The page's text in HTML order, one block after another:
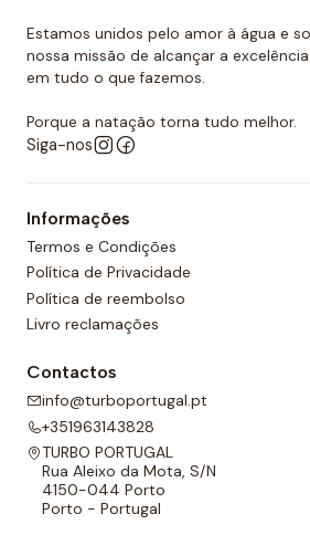
Estamos unidos pelo amor à água e
nossa missão de alcançar a
em tudo o que fazemos.
Porque a natação torna tudo melhor.
Siga-nos
Informações
Termos e Condições
Política de Privacidade
Política de reembolso
Livro reclamações
Contactos
info@turboportugal.pt
+351963143828
TURBO PORTUGAL
Rua Aleixo da Mota, S/N
4150-044 Porto
Porto - Portugal